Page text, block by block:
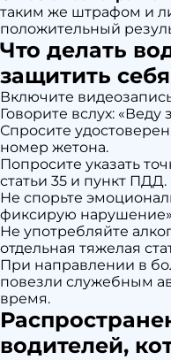
таким же штрафом и
положительный
Что делать
защитить
Включите
Говорите вслух: «Веду
Спросите
номер жетона.
Попросите указать
статьи 35 и пункт ПДД.
Не спорьте
фиксирую
Не употребляйте
отдельная тяжелая
При направлении в
повезли служебным
время.
водителей,